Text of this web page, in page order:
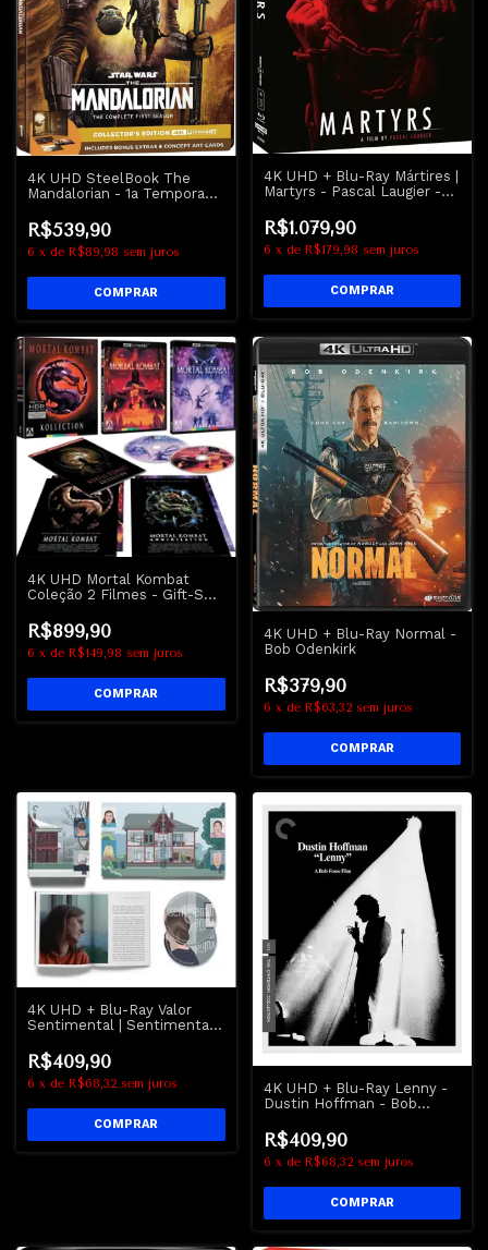
4K UHD SteelBook The
Mandalorian - 1a Temporada
R$539,90
6 x de R$89,98 sem juros
4K UHD + Blu-Ray Mártires |
Martyrs - Pascal Laugier -
R$1.079,90
6 x de R$179,98 sem juros
4K UHD Mortal Kombat
Coleção 2 Filmes - Gift-Set
R$899,90
6 x de R$149,98 sem juros
4K UHD + Blu-Ray Normal -
Bob Odenkirk
R$379,90
6 x de R$63,32 sem juros
4K UHD + Blu-Ray Valor
Sentimental | Sentimental
R$409,90
6 x de R$68,32 sem juros
4K UHD + Blu-Ray Lenny -
Dustin Hoffman - Bob
R$409,90
6 x de R$68,32 sem juros